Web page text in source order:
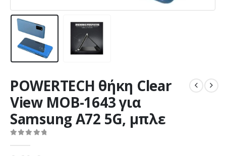
POWERTECH θήκη Clear
View MOB-1643 για
Samsung A72 5G, μπλε